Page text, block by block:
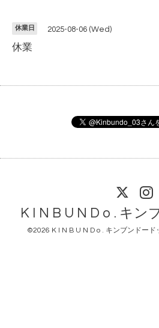
休業日 2025-08-06 (Wed)
休業
K I N B U N D o . キン
©2026 K I N B U N D o . キンブンドード